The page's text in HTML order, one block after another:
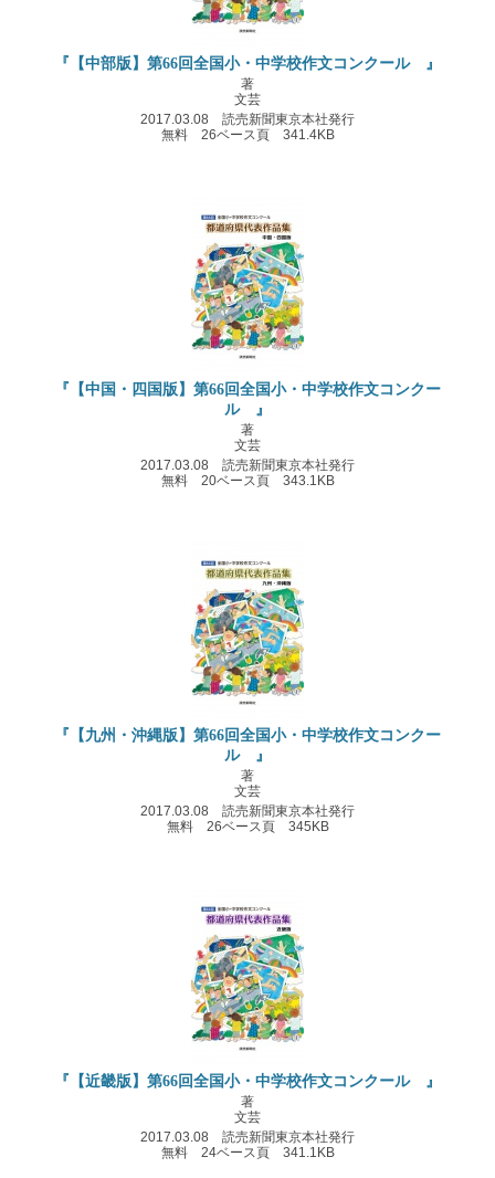
『【中部版】第66回全国小・中学校作文コンクール 』
著
文芸
2017.03.08 読売新聞東京本社発行
無料 26ベース頁 341.4KB
『【中国・四国版】第66回全国小・中学校作文コンクー
ル 』
著
文芸
2017.03.08 読売新聞東京本社発行
無料 20ベース頁 343.1KB
『【九州・沖縄版】第66回全国小・中学校作文コンクー
ル 』
著
文芸
2017.03.08 読売新聞東京本社発行
無料 26ベース頁 345KB
『【近畿版】第66回全国小・中学校作文コンクール 』
著
文芸
2017.03.08 読売新聞東京本社発行
無料 24ベース頁 341.1KB